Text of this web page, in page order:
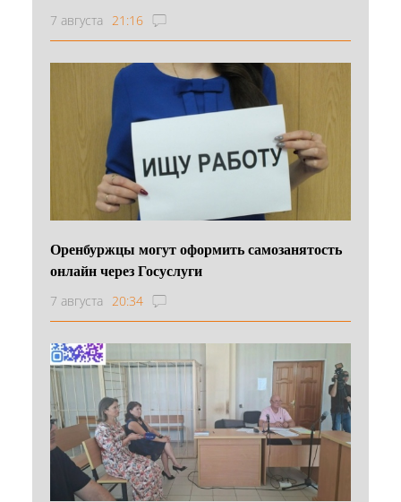
7 августа 21:16
Оренбуржцы могут оформить самозанятость
онлайн через Госуслуги
7 августа 20:34